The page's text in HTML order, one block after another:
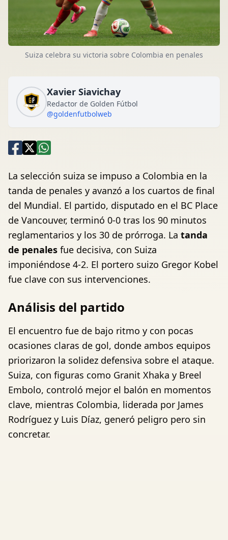
Suiza celebra su victoria sobre Colombia en penales
Xavier Siavichay
Redactor de Golden Fútbol
@goldenfutbolweb
La selección suiza se impuso a Colombia en la
tanda de penales y avanzó a los cuartos de final
del Mundial. El partido, disputado en el BC Place
de Vancouver, terminó 0-0 tras los 90 minutos
reglamentarios y los 30 de prórroga. La tanda
de penales fue decisiva, con Suiza
imponiéndose 4-2. El portero suizo Gregor Kobel
fue clave con sus intervenciones.
Análisis del partido
El encuentro fue de bajo ritmo y con pocas
ocasiones claras de gol, donde ambos equipos
priorizaron la solidez defensiva sobre el ataque.
Suiza, con figuras como Granit Xhaka y Breel
Embolo, controló mejor el balón en momentos
clave, mientras Colombia, liderada por James
Rodríguez y Luis Díaz, generó peligro pero sin
concretar.